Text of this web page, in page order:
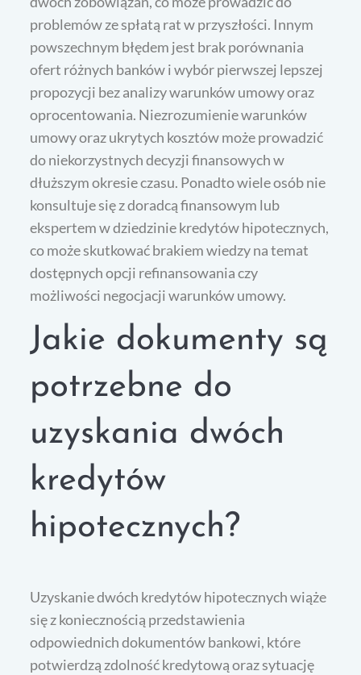
problemów ze spłatą rat w przyszłości. Innym
powszechnym błędem jest brak porównania
ofert różnych banków i wybór pierwszej lepszej
propozycji bez analizy warunków umowy oraz
oprocentowania. Niezrozumienie warunków
umowy oraz ukrytych kosztów może prowadzić
do niekorzystnych decyzji finansowych w
dłuższym okresie czasu. Ponadto wiele osób nie
konsultuje się z doradcą finansowym lub
ekspertem w dziedzinie kredytów hipotecznych,
co może skutkować brakiem wiedzy na temat
dostępnych opcji refinansowania czy
możliwości negocjacji warunków umowy.
Jakie dokumenty są
potrzebne do
uzyskania dwóch
kredytów
hipotecznych?
Uzyskanie dwóch kredytów hipotecznych wiąże
się z koniecznością przedstawienia
odpowiednich dokumentów bankowi, które
potwierdzą zdolność kredytową oraz sytuację